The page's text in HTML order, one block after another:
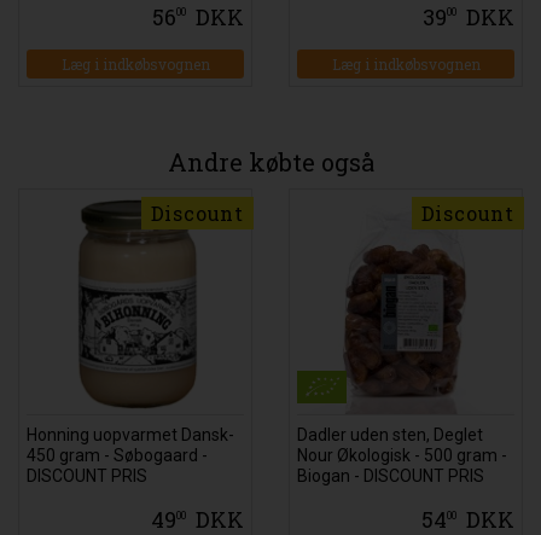
5600 DKK
Læg i indkøbsvognen
3900 DKK
Læg i indkøbsvognen
Andre købte også
Discount
Honning uopvarmet Dansk-
450 gram - Søbogaard -
DISCOUNT PRIS
4900 DKK
Discount
Dadler uden sten, Deglet
Nour Økologisk - 500 gram -
Biogan - DISCOUNT PRIS
5400 DKK